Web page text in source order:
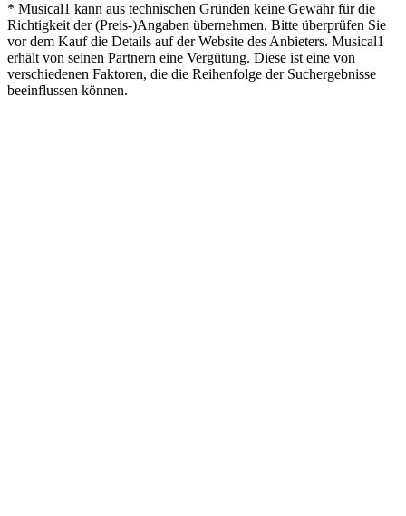
* Musical1 kann aus technischen Gründen keine Gewähr für die
Richtigkeit der (Preis-)Angaben übernehmen. Bitte überprüfen Sie
vor dem Kauf die Details auf der Website des Anbieters. Musical1
erhält von seinen Partnern eine Vergütung. Diese ist eine von
verschiedenen Faktoren, die die Reihenfolge der Suchergebnisse
beeinflussen können.